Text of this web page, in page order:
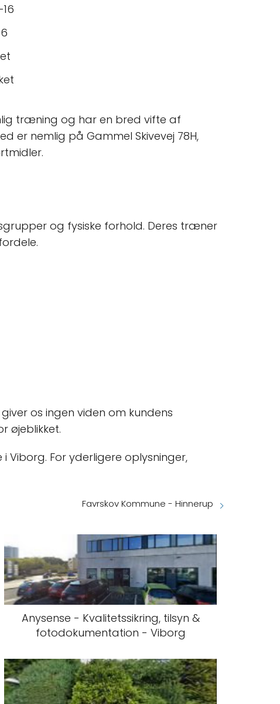
træning og har en bred vifte af
er nemlig på Gammel Skivevej 78H,
og fysiske forhold. Deres træner
os ingen viden om kundens
øjeblikket.
For yderligere oplysninger,
Favrskov Kommune - Hinnerup
Anysense - Kvalitetssikring, tilsyn &
fotodokumentation - Viborg